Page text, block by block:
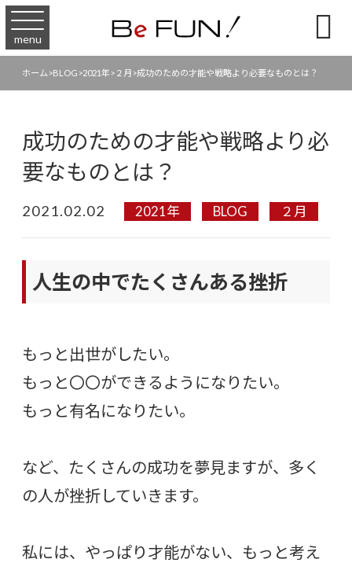
menu 
ホーム >BLOG >2021年 > ２月 >成功のための才能や戦略より必要なものとは？
成功のための才能や戦略より必
要なものとは？
2021.02.02 2021年 BLOG ２月
人生の中でたくさんある挫折
もっと出世がしたい。
もっと〇〇ができるようになりたい。
もっと有名になりたい。
など、たくさんの成功を夢見ますが、多く
の人が挫折していきます。
私には、やっぱり才能がない、もっと考え